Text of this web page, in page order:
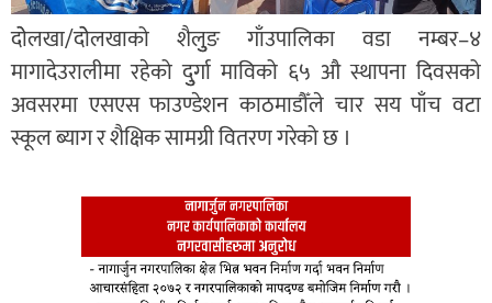
दोेलखा/दोेलखाको शैलुुङ गाँउपालिका वडा नम्बर–४
मागादेउरालीमा रहेको दुुर्गा माविको ६५ औ स्थापना दिवसको
अवसरमा एसएस फाउण्डेशन काठमाडौँले चार सय पाँच वटा
स्कूल ब्याग र शैक्षिक सामग्री वितरण गरेको छ ।